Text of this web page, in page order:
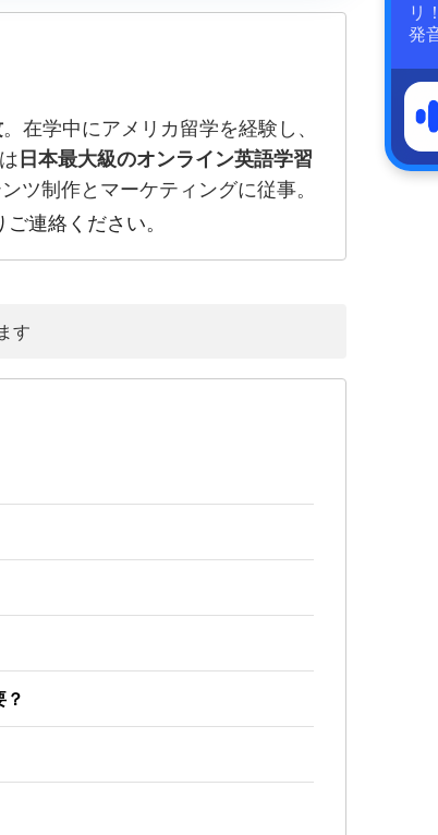
。在学中にアメリカ留学を経験し、
日本最大級のオンライン英語学習
ツ制作とマーケティングに従事。
ご連絡ください。
す
リ
発